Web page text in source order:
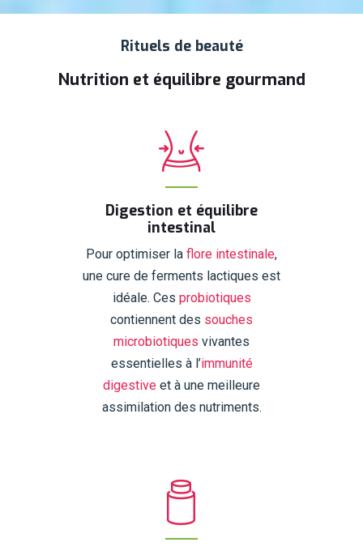
Rituels de beauté
Nutrition et équilibre gourmand
Digestion et équilibre
intestinal
Pour optimiser la flore intestinale,
une cure de ferments lactiques est
idéale. Ces probiotiques
contiennent des souches
microbiotiques vivantes
essentielles à l’immunité
digestive et à une meilleure
assimilation des nutriments.